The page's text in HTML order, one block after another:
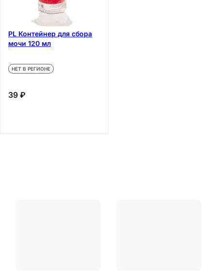
PL Контейнер для сбора
мочи 120 мл
НЕТ В РЕГИОНЕ
39 ₽